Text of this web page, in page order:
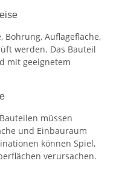
Bohrung, Auflagefläche,
werden. Das Bauteil
mit geeignetem
müssen
und Einbauraum
können Spiel,
verursachen.